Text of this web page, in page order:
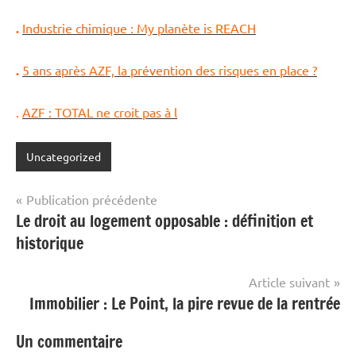
. Industrie chimique : My planète is REACH
. 5 ans après AZF, la prévention des risques en place ?
. AZF : TOTAL ne croit pas à l
Uncategorized
Navigation
de
l’article
Publication précédente
Le droit au logement opposable : définition et
historique
Article suivant
Immobilier : Le Point, la pire revue de la rentrée
Un commentaire